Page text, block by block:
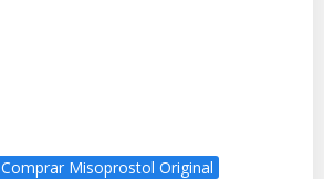
Comprar Misoprostol Original